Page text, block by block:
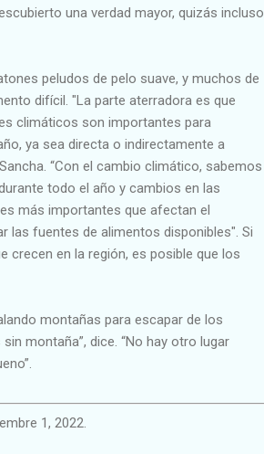
una verdad mayor, quizás incluso
peludos de pelo suave, y muchos de
difícil. "La parte aterradora es que
climáticos son importantes para
ya sea directa o indirectamente a
“Con el cambio climático, sabemos
todo el año y cambios en las
más importantes que afectan el
las fuentes de alimentos disponibles". Si
en la región, es posible que los
montañas para escapar de los
montaña”, dice. “No hay otro lugar
1, 2022.